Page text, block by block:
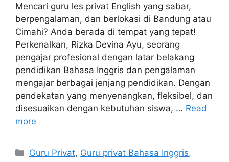
Mencari guru les privat English yang sabar,
berpengalaman, dan berlokasi di Bandung atau
Cimahi? Anda berada di tempat yang tepat!
Perkenalkan, Rizka Devina Ayu, seorang
pengajar profesional dengan latar belakang
pendidikan Bahasa Inggris dan pengalaman
mengajar berbagai jenjang pendidikan. Dengan
pendekatan yang menyenangkan, fleksibel, dan
disesuaikan dengan kebutuhan siswa, … Read
more
Categories
Guru Privat, Guru privat Bahasa Inggris,